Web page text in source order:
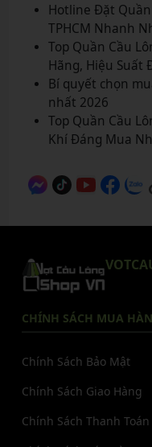
Hotline Đặt
TPHCM Nhanh
Top Quần Cầu
Hãng, Hiệu Suất
Bí quyết chọn
nhất 2026
Top Quần Cầu
Khí Đáng Mua
CHÍNH SÁCH MUA
Chính Sách Bảo Mật
Chính Sách Giao Hàng
Chính Sách Thanh Toán